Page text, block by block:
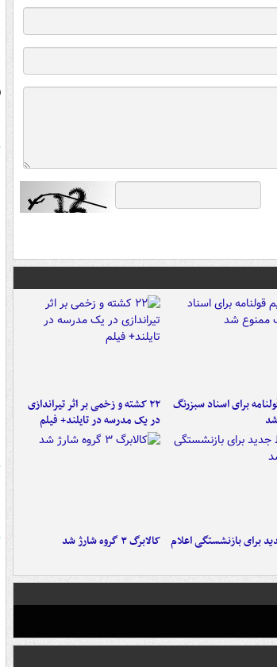
برای اسناد سبزرنگ
۲۲ کشته و زخمی بر اثر تیراندازی
در یک مدرسه در تایلند+ فیلم
برای بازنشستگی اعلام کالابرگ ۳ گروه شارژ شد